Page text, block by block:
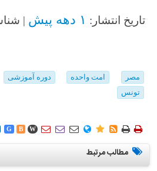
تاریخ انتشار: ۱ دهه پیش |
مصر امت واحده دوره آموزشی
تونس
G B W        
مطالب مرتبط